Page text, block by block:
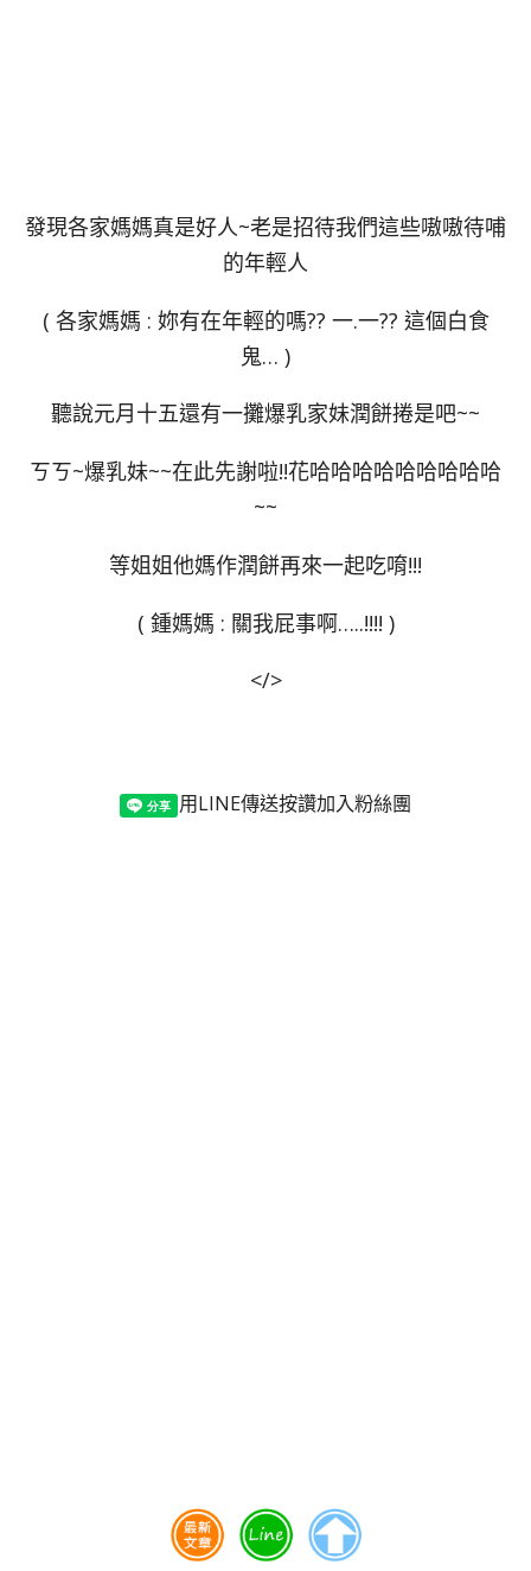
發現各家媽媽真是好人~老是招待我們這些嗷嗷待哺
的年輕人
( 各家媽媽 : 妳有在年輕的嗎?? 一.一?? 這個白食
鬼… )
聽說元月十五還有一攤爆乳家妹潤餅捲是吧~~
ㄎㄎ~爆乳妹~~在此先謝啦!!花哈哈哈哈哈哈哈哈哈
~~
等姐姐他媽作潤餅再來一起吃唷!!!
( 鍾媽媽 : 關我屁事啊…..!!!! )
</>
用LINE傳送按讚加入粉絲團